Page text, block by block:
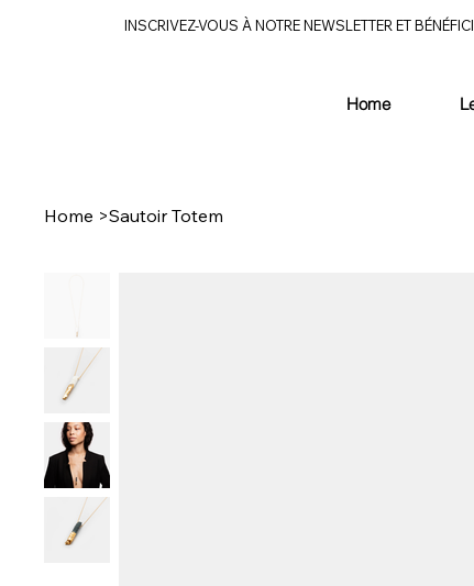
INSCRIVEZ-VOUS À NOTRE NEWSLETTER ET
Home
Home >Sautoir Totem